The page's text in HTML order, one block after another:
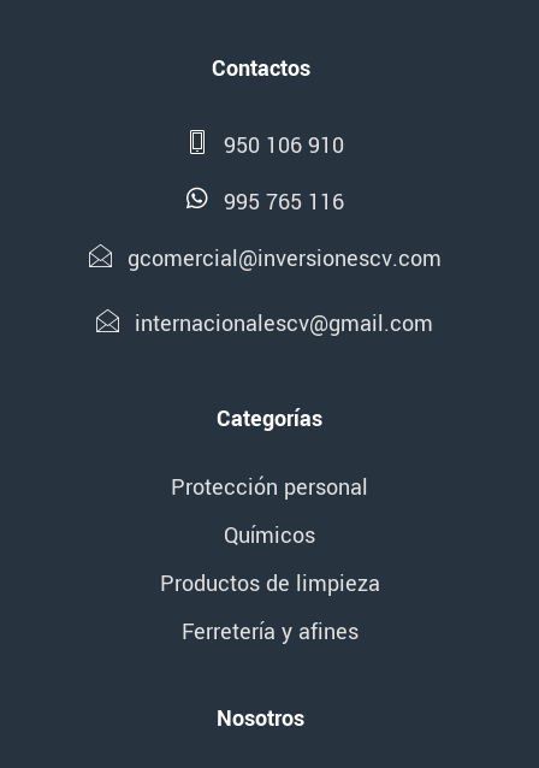
Contactos
950 106 910
995 765 116
gcomercial@inversionescv.com
internacionalescv@gmail.com
Categorías
Protección personal
Químicos
Productos de limpieza
Ferretería y afines
Nosotros